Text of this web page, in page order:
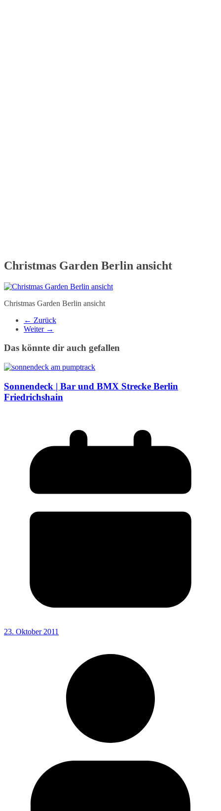
Christmas Garden Berlin ansicht
Christmas Garden Berlin ansicht
← Zurück
Weiter →
Das könnte dir auch gefallen
Sonnendeck | Bar und BMX Strecke Berlin
Friedrichshain
23. Oktober 2011